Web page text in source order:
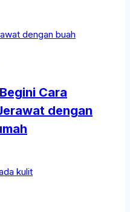
Cara
dengan